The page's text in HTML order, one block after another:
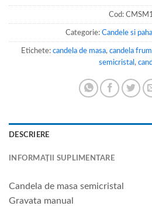
Cod: CMSM1
Categorie: Candele si
Etichete: candela de masa, candela
semicristal ,
DESCRIERE
INFORMAȚII SUPLIMENTARE
Candela de masa semicristal
Gravata manual